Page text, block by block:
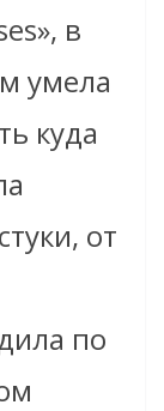
в
умела
куда
от
по